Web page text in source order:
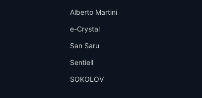
Alberto Martini
e-Crystal
San Saru
Sentiell
SOKOLOV